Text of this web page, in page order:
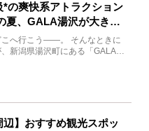
*の爽快系アトラクション
夏、GALA湯沢が大きく
る
こへ行こう――。 そんなときに
新潟県湯沢町にある「GALA湯
辺】おすすめ観光スポッ